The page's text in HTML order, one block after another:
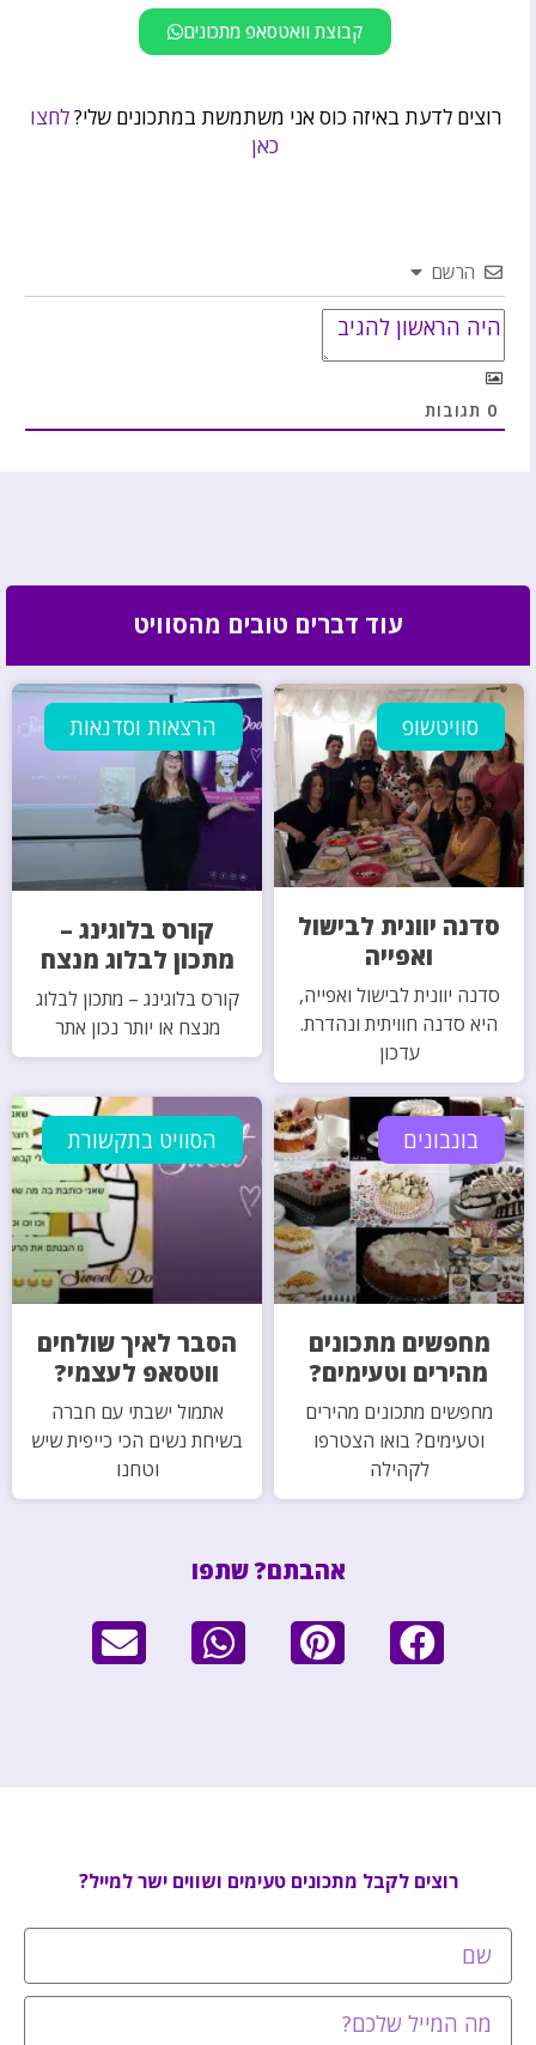
קבוצת וואטסאפ מתכונים
רוצים לדעת באיזה כוס אני משתמשת במתכונים שלי?לחצו
כאן
הרשם
0 תגובות
עוד דברים טובים מהסוויט
סוויטשופ
סדנה יוונית לבישול
ואפייה
סדנה יוונית לבישול ואפייה,
היא סדנה חוויתית ונהדרת.
עדכון
הרצאות וסדנאות
קורס בלוגינג –
מתכון לבלוג מנצח
קורס בלוגינג – מתכון לבלוג
מנצח או יותר נכון אתר
בונבונים
מחפשים מתכונים
מהירים וטעימים?
מחפשים מתכונים מהירים
וטעימים? בואו הצטרפו
לקהילה
הסוויט בתקשורת
הסבר לאיך שולחים
ווטסאפ לעצמי?
אתמול ישבתי עם חברה
בשיחת נשים הכי כייפית שיש
וטחנו
אהבתם? שתפו
רוצים לקבל מתכונים טעימים ושווים ישר למייל?